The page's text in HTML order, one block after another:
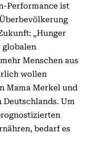
Performance ist
„Hunger
globalen
Menschen aus
wollen
Mama Merkel und
Um
bedarf es